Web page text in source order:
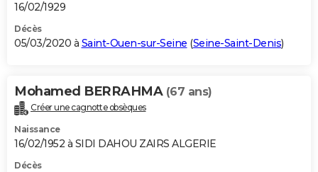
16/02/1929
Décès
05/03/2020 à Saint-Ouen-sur-Seine (Seine-Saint-Denis)
Mohamed BERRAHMA (67 ans)
Créer une cagnotte obsèques
Naissance
16/02/1952 à SIDI DAHOU ZAIRS ALGERIE
Décès